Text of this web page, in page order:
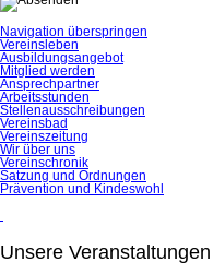
Navigation überspringen
Vereinsleben
Ausbildungsangebot
Mitglied werden
Ansprechpartner
Arbeitsstunden
Stellenausschreibungen
Vereinsbad
Vereinszeitung
Wir über uns
Vereinschronik
Satzung und Ordnungen
Prävention und Kindeswohl
Unsere Veranstaltungen